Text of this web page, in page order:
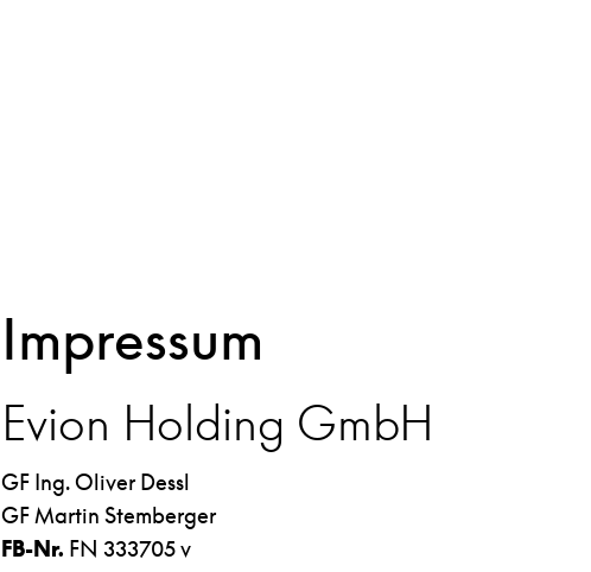
Impressum
Evion Holding GmbH
GF Ing. Oliver Dessl
GF Martin Stemberger
FB-Nr. FN 333705 v